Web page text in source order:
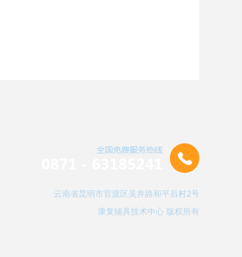
云南省昆明市官渡区吴井路和平后村2号
康复辅具技术中心 版权所有